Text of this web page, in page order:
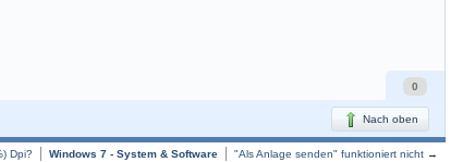
0
Nach oben
Dpi? Windows 7 - System & Software "Als Anlage senden" funktioniert nicht →